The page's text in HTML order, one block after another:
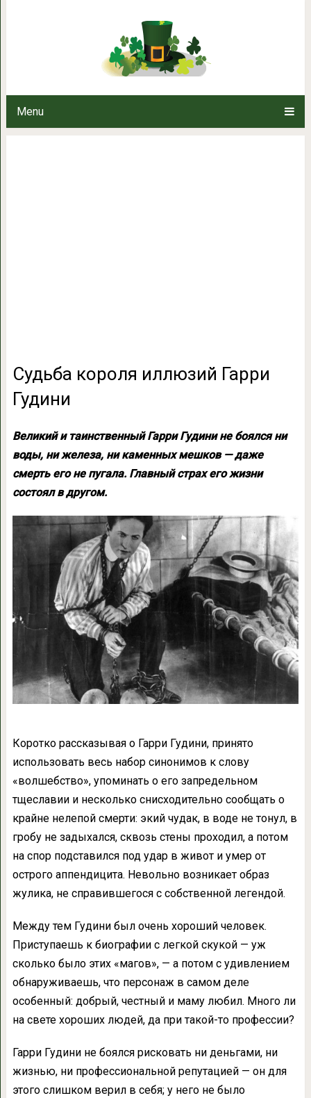
Menu
Судьба короля
Судьба короля иллюзий Гарри
Гудини
Великий и таинственный Гарри Гудини не боялся ни
воды, ни железа, ни каменных мешков — даже
смерть его не пугала. Главный страх его жизни
состоял в другом.
Коротко рассказывая о Гарри Гудини, принято
использовать весь набор синонимов к слову
«волшебство», упоминать о его запредельном
тщеславии и несколько снисходительно сообщать о
крайне нелепой смерти: экий чудак, в воде не тонул, в
гробу не задыхался, сквозь стены проходил, а потом
на спор подставился под удар в живот и умер от
острого аппендицита. Невольно возникает образ
жулика, не справившегося с собственной легендой.
Между тем Гудини был очень хороший человек.
Приступаешь к биографии с легкой скукой — уж
сколько было этих «магов», — а потом с удивлением
обнаруживаешь, что персонаж в самом деле
особенный: добрый, честный и маму любил. Много ли
на свете хороших людей, да при такой-то профессии?
Гарри Гудини не боялся рисковать ни деньгами, ни
жизнью, ни профессиональной репутацией — он для
этого слишком верил в себя; у него не было